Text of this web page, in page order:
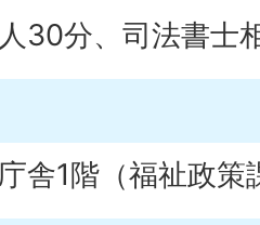
30分、司法書士
舎1階（福祉政策